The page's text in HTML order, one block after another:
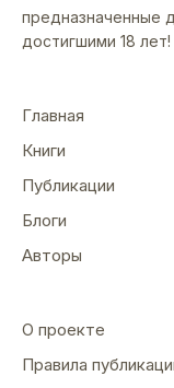
предназначенные
достигшими 18 лет!
Главная
Книги
Публикации
Блоги
Авторы
О проекте
Правила